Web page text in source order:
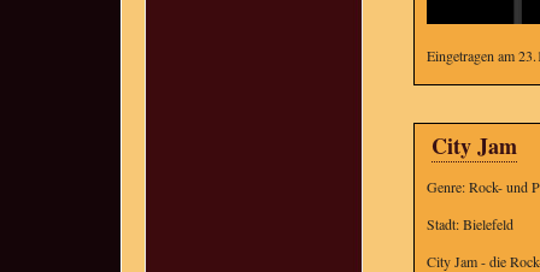
Eingetragen am
City Jam
Genre: Rock- und
Stadt: Bielefeld
City Jam - die